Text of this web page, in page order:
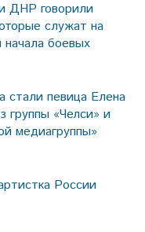
ДНР говорили
служат на
боевых
стали певица Елена
группы «Челси» и
медиагруппы»
России